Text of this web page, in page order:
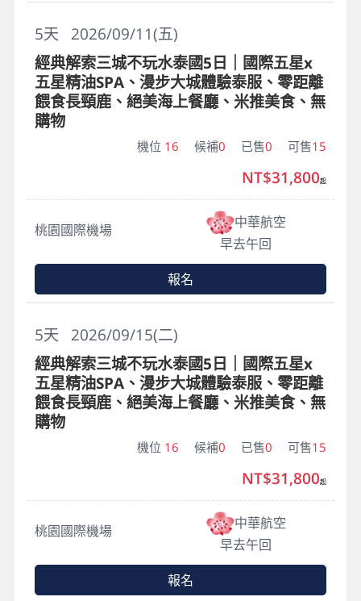
2026/09/11(五)
5天
經典解索三城不玩水泰國5日｜國際五星x
五星精油SPA、漫步大城體驗泰服、零距離
餵食長頸鹿、絕美海上餐廳、米推美食、無
購物
機位 16 候補0 已售0 可售15
桃園國際機場
中華航空
早去午回
NT$31,800起
報名
2026/09/15(二)
5天
經典解索三城不玩水泰國5日｜國際五星x
五星精油SPA、漫步大城體驗泰服、零距離
餵食長頸鹿、絕美海上餐廳、米推美食、無
購物
機位 16 候補0 已售0 可售15
桃園國際機場
中華航空
早去午回
NT$31,800起
報名